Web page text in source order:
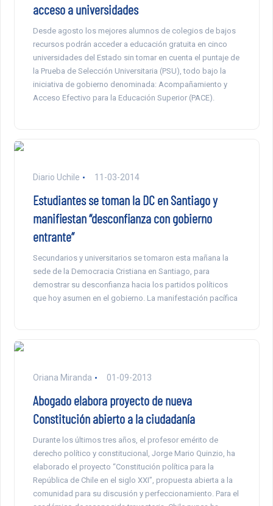
acceso a universidades
Desde agosto los mejores alumnos de colegios de bajos
recursos podrán acceder a educación gratuita en cinco
universidades del Estado sin tomar en cuenta el puntaje de
la Prueba de Selección Universitaria (PSU), todo bajo la
iniciativa de gobierno denominada: Acompañamiento y
Acceso Efectivo para la Educación Superior (PACE).
Diario Uchile 11-03-2014
Estudiantes se toman la DC en Santiago y
manifiestan “desconfianza con gobierno
entrante”
Secundarios y universitarios se tomaron esta mañana la
sede de la Democracia Cristiana en Santiago, para
demostrar su desconfianza hacia los partidos políticos
que hoy asumen en el gobierno. La manifestación pacífica
Oriana Miranda 01-09-2013
Abogado elabora proyecto de nueva
Constitución abierto a la ciudadanía
Durante los últimos tres años, el profesor emérito de
derecho político y constitucional, Jorge Mario Quinzio, ha
elaborado el proyecto “Constitución política para la
República de Chile en el siglo XXI”, propuesta abierta a la
comunidad para su discusión y perfeccionamiento. Para el